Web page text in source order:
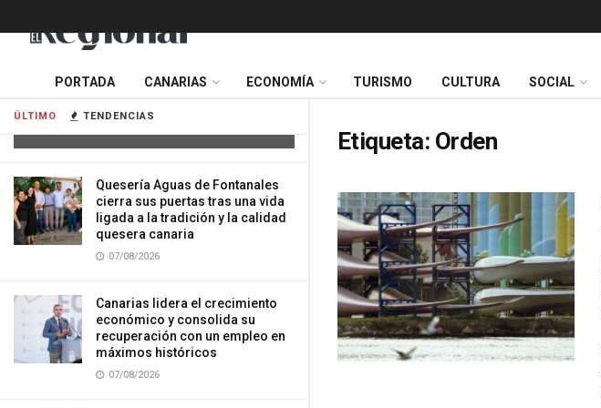
ÚLTIMO TENDENCIAS
impactar su vehículo contra una
Quesería Aguas de Fontanales
cierra sus puertas tras una vida
ligada a la tradición y la calidad
quesera canaria
07/08/2026
Canarias lidera el crecimiento
económico y consolida su
recuperación con un empleo en
máximos históricos
07/08/2026
PORTADA CANARIAS ECONOMÍA TURISMO CULTURA SOCIAL
Etiqueta: Orden